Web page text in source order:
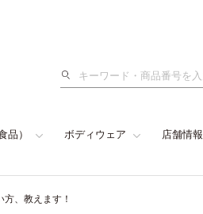
検
品） ボディウェア 店舗情報
、教えます！